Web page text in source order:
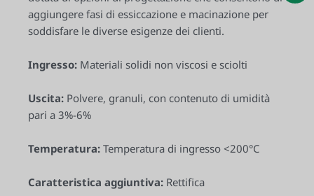
aggiungere fasi di essiccazione e macinazione per
soddisfare le diverse esigenze dei clienti.
Ingresso: Materiali solidi non viscosi e sciolti
Uscita: Polvere, granuli, con contenuto di umidità
pari a 3%-6%
Temperatura: Temperatura di ingresso <200°C
Caratteristica aggiuntiva: Rettifica